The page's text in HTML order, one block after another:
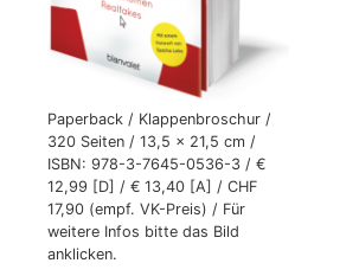
Paperback / Klappenbroschur /
320 Seiten / 13,5 x 21,5 cm /
ISBN: 978-3-7645-0536-3 / €
12,99 [D] / € 13,40 [A] / CHF
17,90 (empf. VK-Preis) / Für
weitere Infos bitte das Bild
anklicken.